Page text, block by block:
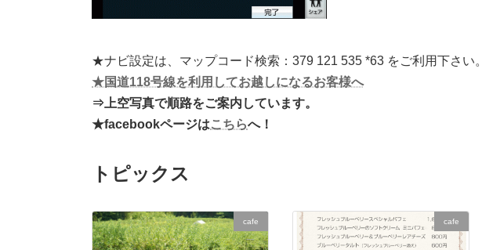
★ナビ設定は、マップコード検索：379 121 535 *63 をご利用下さい。
★国道118号線を利用してお越しになるお客様へ
⇒上空写真で順路をご案内しています。
★facebookページはこちらへ！
トピックス
cafe cafe